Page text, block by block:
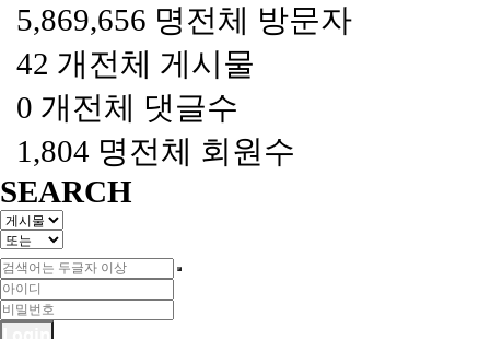
5,869,656 명전체 방문자
42 개 전체 게시물
0 개 전체 댓글수
1,804 명전체 회원수
SEARCH